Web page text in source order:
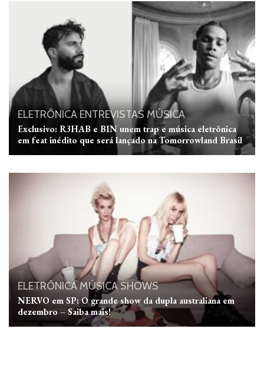
ELETRÔNICA ENTREVISTAS MÚSICA
Exclusivo: R3HAB e BIN unem trap e música eletrônica
em feat inédito que será lançado na Tomorrowland Brasil
ELETRÔNICAMÚSICA SHOWS
NERVO em SP: O grande show da dupla australiana em
dezembro – Saiba mais!